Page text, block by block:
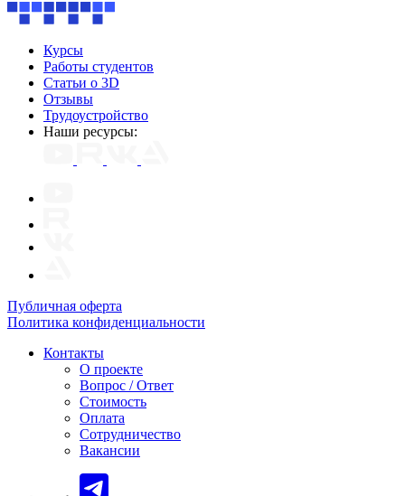
Курсы
Работы студентов
Статьи о 3D
Отзывы
Трудоустройство
Наши ресурсы:
Публичная оферта
Политика конфиденциальности
Контакты
О проекте
Вопрос / Ответ
Стоимость
Оплата
Сотрудничество
Вакансии